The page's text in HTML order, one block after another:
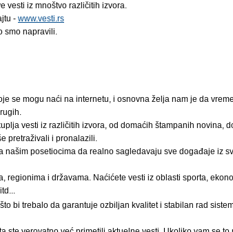
vesti iz mnoštvo različitih izvora.
- www.vesti.rs
smo napravili.
se mogu naći na internetu, i osnovna želja nam je da
vesti iz različitih izvora, od domaćih štampanih novina,
pretraživali i pronalazili.
našim posetiocima da realno sagledavaju sve događaje iz
regionima i državama. Naćićete vesti iz oblasti sporta,
bi trebalo da garantuje ozbiljan kvalitet i stabilan rad